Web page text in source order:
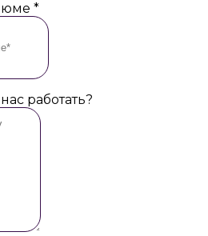
*
работать?